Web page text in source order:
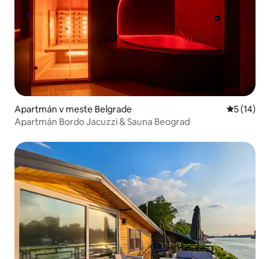
Apartmán v meste Belgrade
5 (14)
Apartmán Bordo Jacuzzi & Sauna Beograd